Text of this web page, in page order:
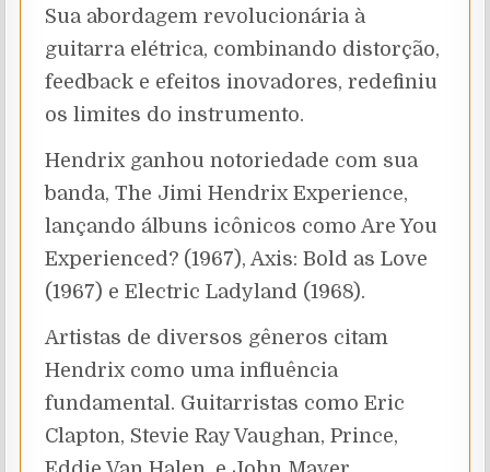
Sua abordagem revolucionária à
guitarra elétrica, combinando distorção,
feedback e efeitos inovadores, redefiniu
os limites do instrumento.
Hendrix ganhou notoriedade com sua
banda, The Jimi Hendrix Experience,
lançando álbuns icônicos como Are You
Experienced? (1967), Axis: Bold as Love
(1967) e Electric Ladyland (1968).
Artistas de diversos gêneros citam
Hendrix como uma influência
fundamental. Guitarristas como Eric
Clapton, Stevie Ray Vaughan, Prince,